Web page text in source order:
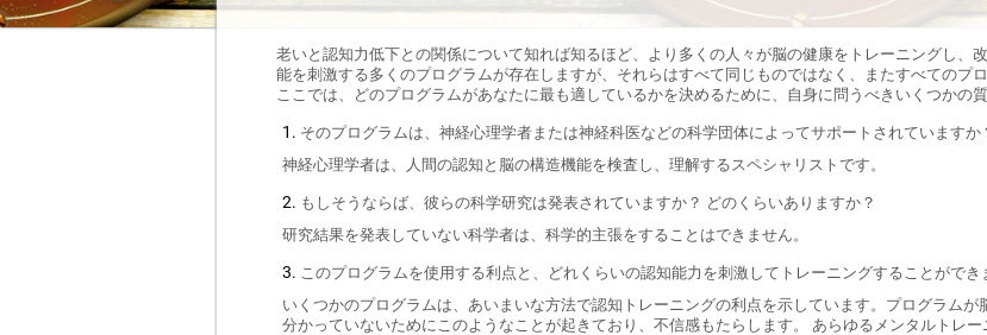
老いと認知力低下との関係について知れば知るほど、より多くの人々が脳の健康をトレーニングし、
能を刺激する多くのプログラムが存在しますが、それらはすべて同じものではなく、またすべてのプ
ここでは、どのプログラムがあなたに最も適しているかを決めるために、自身に問うべきいくつかの質
そのプログラムは、神経心理学者または神経科医などの科学団体によってサポートされていますか
神経心理学者は、人間の認知と脳の構造機能を検査し、理解するスペシャリストです。
もしそうならば、彼らの科学研究は発表されていますか？ どのくらいありますか？
研究結果を発表していない科学者は、科学的主張をすることはできません。
このプログラムを使用する利点と、どれくらいの認知能力を刺激してトレーニングすることができ
いくつかのプログラムは、あいまいな方法で認知トレーニングの利点を示しています。プログラム
分かっていないためにこのようなことが起きており、不信感もたらします。 あらゆるメンタルトレ